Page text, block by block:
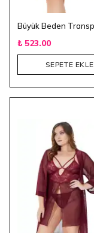
₺ 523.00
SEPETE EKLE